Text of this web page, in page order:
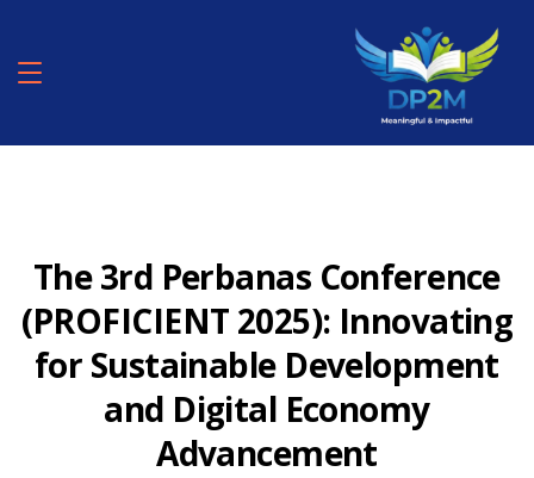
The 3rd Perbanas Conference
(PROFICIENT 2025): Innovating
for Sustainable Development
and Digital Economy
Advancement